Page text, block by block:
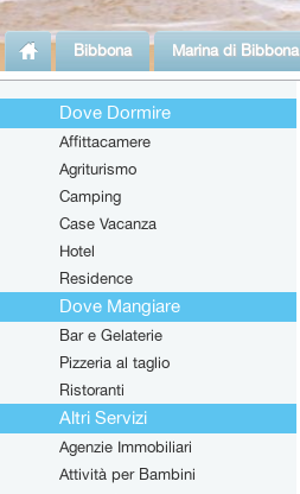
Bibbona Marina di Bibbona
Dove Dormire
Affittacamere
Agriturismo
Camping
Case Vacanza
Hotel
Residence
Dove Mangiare
Bar e Gelaterie
Pizzeria al taglio
Ristoranti
Altri Servizi
Agenzie Immobiliari
Attività per Bambini